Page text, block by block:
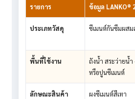
รายการ ข้อมูล LANKO®
ประเภทวัสดุ ซีเมนต์กันซึมผสม
พื้นที่ใช้งาน
ถังน้ำ สระว่ายน้
หรือปูนซีเมนต์
ลักษณะสินค้า ผงซีเมนต์สีเทา